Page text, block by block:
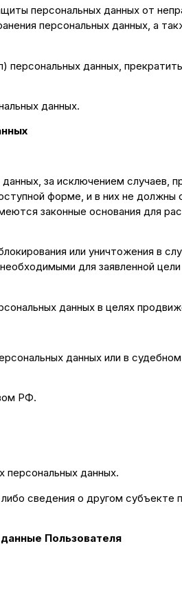
персональных данных от
персональных данных, а
данных,
данных.
за исключением случаев,
форме, и в них не
законные основания для
или уничтожения в
для заявленной
данных в целях
данных или в
РФ.
персональных данных.
сведения о другом субъекте
Пользователя